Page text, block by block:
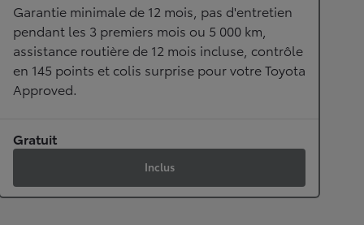
Garantie minimale de 12 mois, pas d'entretien
pendant les 3 premiers mois ou 5 000 km,
assistance routière de 12 mois incluse, contrôle
en 145 points et colis surprise pour votre Toyota
Approved.
Gratuit
Inclus